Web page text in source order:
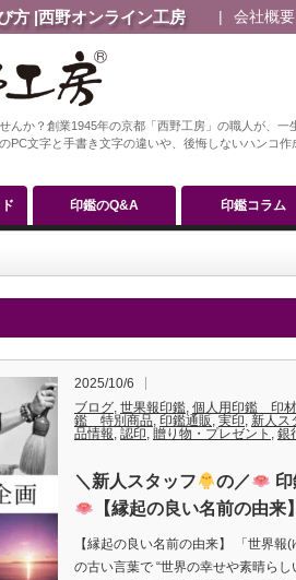
方 |西野オンライン工房 会社概要
んか？創業1945年の京都「西野工房」の職人が、一
PC文字と手書き文字の違いや、後悔しないハンコ作
印鑑のQ&A 印鑑コラム
2025/10/6
ブログ, 世果報印鑑, 個人用印鑑 印材
鑑 特別商品, 印鑑通販 , 実印, 新人ス
品情報, 認印, 贈り物・プレゼント , 銀
＼新人スタッフ の／
【縁起の良い名前の由来】
【縁起の良い名前の由来】 「世界報
の古い言葉で “世界の幸せや素晴らし